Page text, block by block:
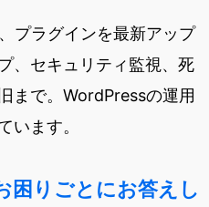
プラグインを最新アップ
、セキュリティ監視、死
まで。WordPressの運用
います。
困りごとにお答えし